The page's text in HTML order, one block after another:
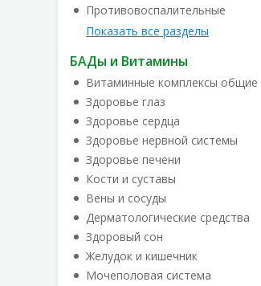
Противовоспалительные
Показать все разделы
БАДы и Витамины
Витаминные комплексы общие
Здоровье глаз
Здоровье сердца
Здоровье нервной системы
Здоровье печени
Кости и суставы
Вены и сосуды
Дерматологические средства
Здоровый сон
Желудок и кишечник
Мочеполовая система